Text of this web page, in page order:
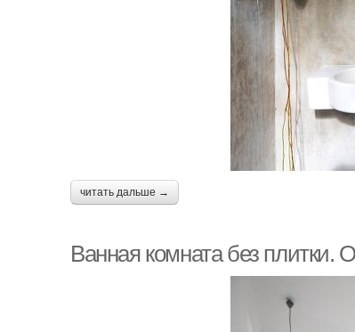
читать дальше →
Ванная комната без плитки.